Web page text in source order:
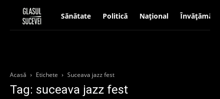
Sănătate Politică Național Învățământ
Acasă Etichete Suceava jazz fest
Tag: suceava jazz fest